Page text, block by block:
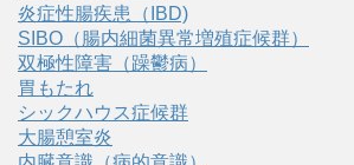
炎症性腸疾患（IBD)
SIBO（腸内細菌異常増殖症候群）
双極性障害（躁鬱病）
胃もたれ
シックハウス症候群
大腸憩室炎